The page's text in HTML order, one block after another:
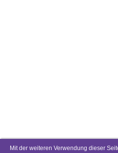
Mit der weiteren Verwendung dieser